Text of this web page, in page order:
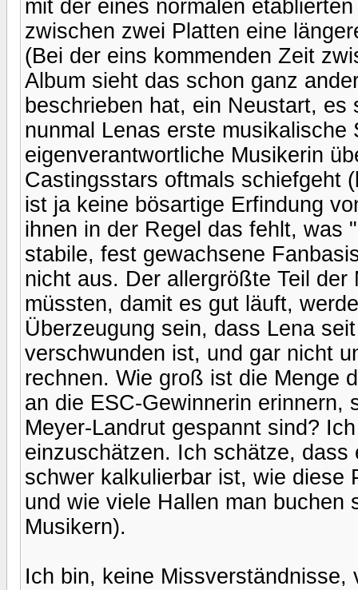
mit der eines normalen
zwischen zwei Platten eine
(Bei der eins kommenden Zeit
Album sieht das schon ganz
beschrieben hat, ein Neustart,
nunmal Lenas erste
eigenverantwortliche Musikerin
Castingsstars oftmals schiefgeht
ist ja keine bösartige Erfindung
ihnen in der Regel das fehlt, was
stabile, fest gewachsene
nicht aus. Der allergrößte Teil
müssten, damit es gut läuft,
Überzeugung sein, dass Lena
verschwunden ist, und gar nicht
rechnen. Wie groß ist die Menge
an die ESC-Gewinnerin erinnern,
Meyer-Landrut gespannt sind?
einzuschätzen. Ich schätze,
schwer kalkulierbar ist, wie diese
und wie viele Hallen man buchen
Musikern).
Ich bin, keine